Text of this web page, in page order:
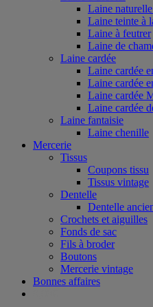
Laine
Laine teinte à
Laine à feutrer
Laine de
Laine cardée
Laine cardée
Laine cardée
Laine cardée
Laine cardée
Laine fantaisie
Laine chenille
Mercerie
Tissus
Coupons tissu
Tissus vintage
Dentelle
Dentelle
Crochets et aiguilles
Fonds de sac
Fils à broder
Boutons
Mercerie vintage
Bonnes affaires